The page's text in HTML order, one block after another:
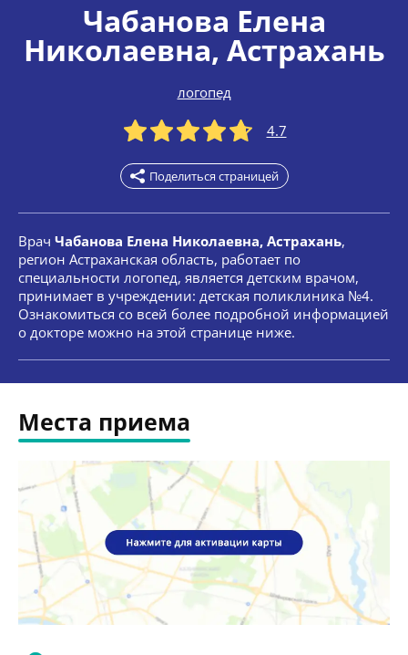
Чабанова Елена
Николаевна, Астрахань
логопед
4.7
Поделиться страницей
Врач Чабанова Елена Николаевна, Астрахань,
регион Астраханская область, работает по
специальности логопед, является детским врачом,
принимает в учреждении: детская поликлиника №4.
Ознакомиться со всей более подробной информацией
о докторе можно на этой странице ниже.
Места приема